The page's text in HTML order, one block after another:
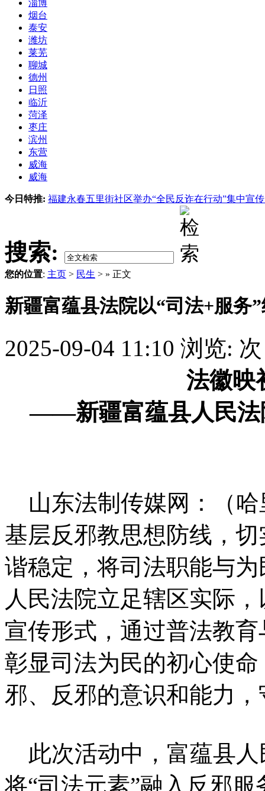
淄博
烟台
泰安
潍坊
莱芜
聊城
德州
日照
临沂
菏泽
枣庄
滨州
东营
威海
威海
今日特推: 福建永春五里街社区举办“全民反诈在行动”集中宣
搜索:
您的位置: 主页 > 民生 > » 正文
新疆富蕴县法院以“司法+服务
2025-09-04 11:10 浏览: 次
法徽映
——新疆富蕴县人民法
山东法制传媒网：（哈
基层反邪教思想防线，
谐稳定，将司法职能与
人民法院立足辖区实际
宣传形式，通过普法教
彰显司法为民的初心使
邪、反邪的意识和能力
此次活动中，富蕴县人
将“司法元素”融入反邪